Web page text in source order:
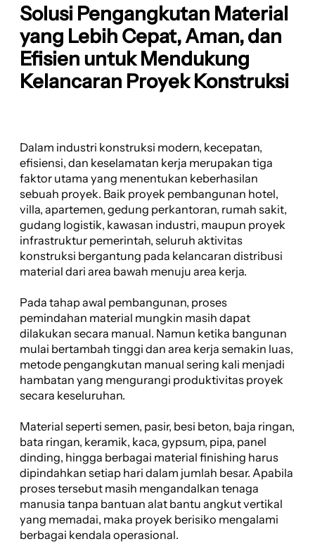
Solusi Pengangkutan Material
yang Lebih Cepat, Aman, dan
Efisien untuk Mendukung
Kelancaran Proyek Konstruksi
Dalam industri konstruksi modern, kecepatan,
efisiensi, dan keselamatan kerja merupakan tiga
faktor utama yang menentukan keberhasilan
sebuah proyek. Baik proyek pembangunan hotel,
villa, apartemen, gedung perkantoran, rumah sakit,
gudang logistik, kawasan industri, maupun proyek
infrastruktur pemerintah, seluruh aktivitas
konstruksi bergantung pada kelancaran distribusi
material dari area bawah menuju area kerja.
Pada tahap awal pembangunan, proses
pemindahan material mungkin masih dapat
dilakukan secara manual. Namun ketika bangunan
mulai bertambah tinggi dan area kerja semakin luas,
metode pengangkutan manual sering kali menjadi
hambatan yang mengurangi produktivitas proyek
secara keseluruhan.
Material seperti semen, pasir, besi beton, baja ringan,
bata ringan, keramik, kaca, gypsum, pipa, panel
dinding, hingga berbagai material finishing harus
dipindahkan setiap hari dalam jumlah besar. Apabila
proses tersebut masih mengandalkan tenaga
manusia tanpa bantuan alat bantu angkut vertikal
yang memadai, maka proyek berisiko mengalami
berbagai kendala operasional.